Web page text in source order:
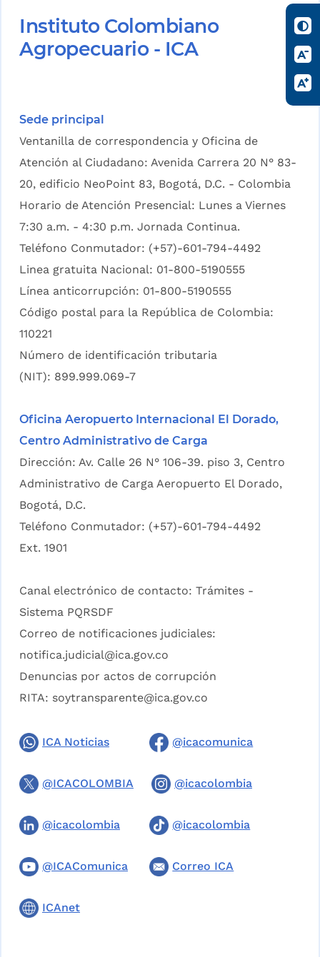
Instituto Colombiano
Agropecuario - ICA
Sede principal
Ventanilla de correspondencia y Oficina de
Atención al Ciudadano: Avenida Carrera 20 N° 83-
20, edificio NeoPoint 83, Bogotá, D.C. - Colombia
Horario de Atención Presencial: Lunes a Viernes
7:30 a.m. - 4:30 p.m. Jornada Continua.
Teléfono Conmutador: (+57)-601-794-4492
Linea gratuita Nacional: 01-800-5190555
Línea anticorrupción: 01-800-5190555
Código postal para la República de Colombia:
110221
Número de identificación tributaria
(NIT): 899.999.069-7
Oficina Aeropuerto Internacional El Dorado,
Centro Administrativo de Carga
Dirección: Av. Calle 26 N° 106-39. piso 3, Centro
Administrativo de Carga Aeropuerto El Dorado,
Bogotá, D.C.
Teléfono Conmutador: (+57)-601-794-4492
Ext. 1901
Canal electrónico de contacto: Trámites -
Sistema PQRSDF
Correo de notificaciones judiciales:
notifica.judicial@ica.gov.co
Denuncias por actos de corrupción
RITA: soytransparente@ica.gov.co
ICA Noticias @icacomunica
@ICACOLOMBIA @icacolombia
@icacolombia @icacolombia
@ICAComunica Correo ICA
ICAnet